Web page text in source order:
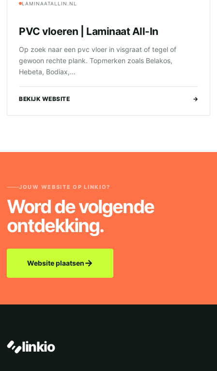
LAMINAATALLIN.NL
PVC vloeren | Laminaat All-In
Op zoek naar een pvc vloer in visgraat of tegel of
gewoon rechte plank. Topmerken zoals Belakos,
Hebeta, Bodiax,...
BEKIJK WEBSITE →
JOUW WEBSITE OP LINKIO?
Word de volgende
ontdekking.
Website plaatsen→
linkio